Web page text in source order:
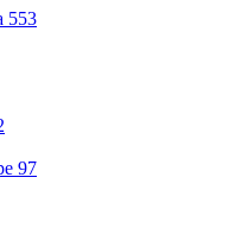
553
97